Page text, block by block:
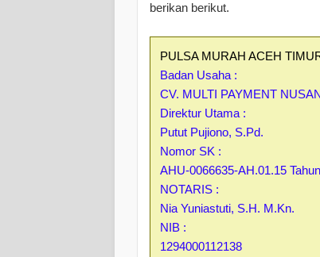
berikan berikut.
PULSA MURAH ACEH
Badan Usaha :
CV. MULTI PAYMENT
Direktur Utama :
Putut Pujiono, S.Pd.
Nomor SK :
AHU-0066635-AH.01.15
NOTARIS :
Nia Yuniastuti, S.H. M.Kn.
NIB :
1294000112138